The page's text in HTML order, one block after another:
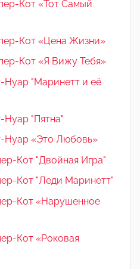
Кот «Тот Самый
Кот «Цена Жизни»
Кот «Я Вижу Тебя»
Нуар "Маринетт и её
Нуар "Пятна"
Нуар «Это Любовь»
Кот "Двойная Игра"
Кот "Леди Маринетт"
Кот «Нарушенное
Кот «Роковая